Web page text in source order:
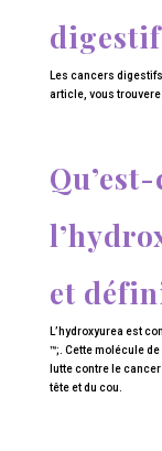
Les cancers
article, vous
et
L’hydroxyurea est
™;. Cette molécule
lutte contre le
tête et du cou.